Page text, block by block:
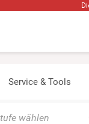
Service & Tools
wählen